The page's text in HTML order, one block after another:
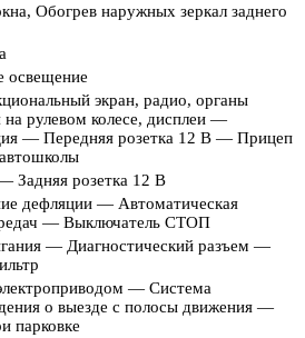
Обогрев наружных зеркал заднего
освещение
экран, радио, органы
на рулевом колесе, дисплеи —
— Передняя розетка 12 В — Прицеп
Задняя розетка 12 В
дефляции — Автоматическая
— Выключатель СТОП
— Диагностический разъем —
— Система
о выезде с полосы движения —
парковке